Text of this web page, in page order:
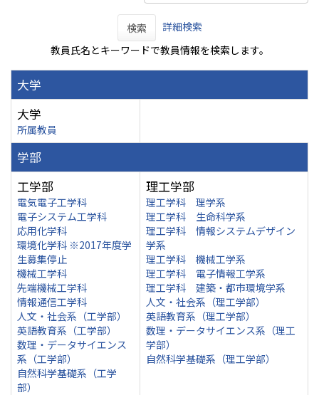
検索
詳細検索
教員氏名とキーワードで教員情報を検索します。
大学
大学
所属教員
学部
工学部
電気電子工学科
電子システム工学科
応用化学科
環境化学科 ※2017年度学
生募集停止
機械工学科
先端機械工学科
情報通信工学科
人文・社会系（工学部）
英語教育系（工学部）
数理・データサイエンス
系（工学部）
自然科学基礎系（工学
部）
理工学部
理工学科 理学系
理工学科 生命科学系
理工学科 情報システムデザイン
学系
理工学科 機械工学系
理工学科 電子情報工学系
理工学科 建築・都市環境学系
人文・社会系（理工学部）
英語教育系（理工学部）
数理・データサイエンス系（理工
学部）
自然科学基礎系（理工学部）